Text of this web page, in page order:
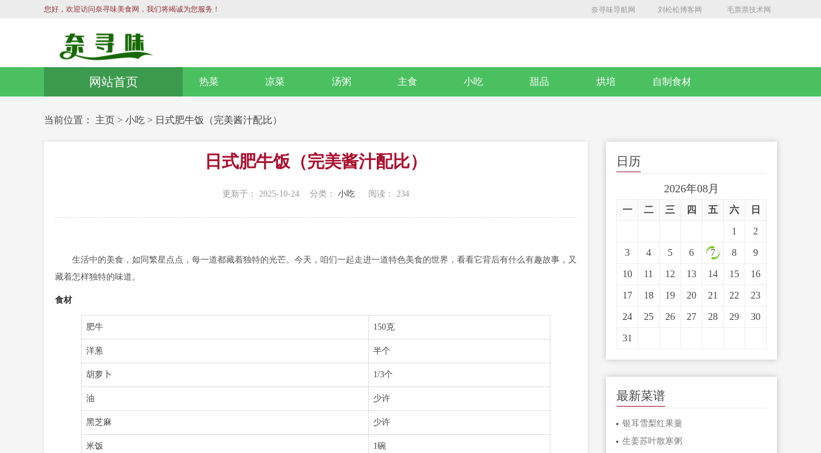
您好，欢迎访问奈寻味美食网，我们将竭诚为您服务！ 奈寻味导航网 刘松松博客网 毛票票技术网
热菜 凉菜 汤粥 主食 小吃 甜品 烘培 自制食材
网站首页
当前位置： 主页 > 小吃 > 日式肥牛饭（完美酱汁配比）
日式肥牛饭（完美酱汁配比）
更新于： 2025-10-24 分类：小吃 阅读： 234
生活中的美食，如同繁星点点，每一道都藏着独特的光芒。今天，咱们一起走进一道特色美食的世界，看看它背后有什么有趣故事，又
藏着怎样独特的味道。
食材
肥牛 150克
洋葱 半个
胡萝卜 1/3个
油 少许
黑芝麻 少许
米饭 1碗
日历
2026年08月
一 二 三 四 五 六 日
1 2
3 4 5 6 7 8 9
10 11 12 13 14 15 16
17 18 19 20 21 22 23
24 25 26 27 28 29 30
31
最新菜谱
银耳雪梨红果羹
生姜苏叶散寒粥